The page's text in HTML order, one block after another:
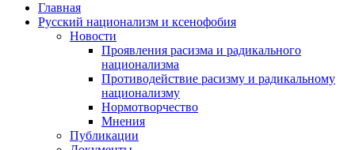
Главная
Русский национализм и ксенофобия
Новости
Проявления расизма и радикального
национализма
Противодействие расизму и радикальному
национализму
Нормотворчество
Мнения
Публикации